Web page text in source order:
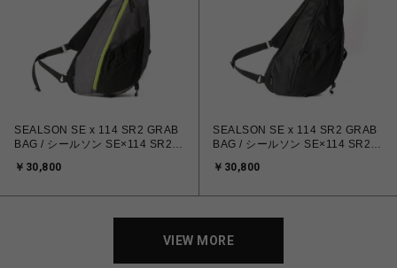
SEALSON SE x 114 SR2 GRAB
BAG / シールソン SE×114 SR2
￥30,800
SEALSON SE x 114 SR2 GRAB
BAG / シールソン SE×114 SR2
￥30,800
VIEW MORE